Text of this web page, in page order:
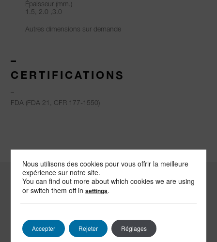
Épaisseur (mm.)
1.5, 2.0 ,3.0
Autres dimensions sur demande
–
CERTIFICATIONS
–
FDA (FDA 21, CFR 177-1550)
Nous utilisons des cookies pour vous offrir la meilleure
expérience sur notre site.
You can find out more about which cookies we are using
or switch them off insettings.
Accepter Rejeter Réglages